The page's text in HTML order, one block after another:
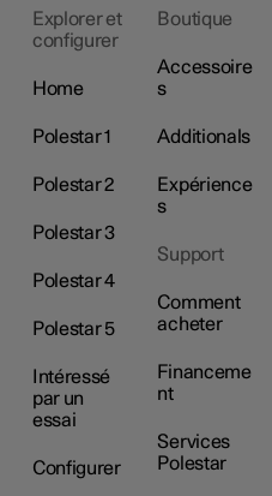
Explorer et
configurer
Home
Polestar 1
Polestar 2
Polestar 3
Polestar 4
Polestar 5
Intéressé
par un
essai
Configurer
Boutique
Accessoire
s
Additionals
Expérience
s
Support
Comment
acheter
Financeme
nt
Services
Polestar